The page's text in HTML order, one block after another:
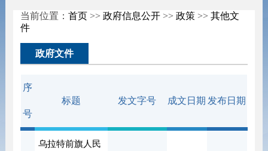
当前位置： 首页>> 政府信息公开>> 政策>> 其他文
件
政府文件
序
号
标题 发文字号 成文日期 发布日期
乌拉特前旗人民